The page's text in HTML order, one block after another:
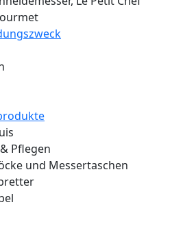
Pflegen
und Messertaschen